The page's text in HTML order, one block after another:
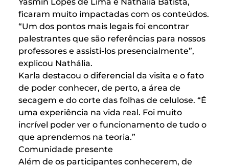
Yasmin Lopes de Lima e Nathália Batista,
ficaram muito impactadas com os conteúdos.
“Um dos pontos mais legais foi encontrar
palestrantes que são referências para nossos
professores e assisti-los presencialmente”,
explicou Nathália.
Karla destacou o diferencial da visita e o fato
de poder conhecer, de perto, a área de
secagem e do corte das folhas de celulose. “É
uma experiência na vida real. Foi muito
incrível poder ver o funcionamento de tudo o
que aprendemos na teoria.”
Comunidade presente
Além de os participantes conhecerem, de